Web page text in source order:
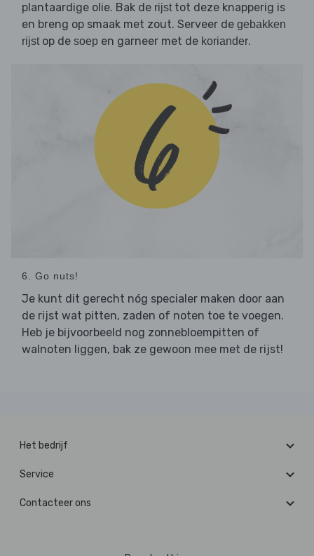
plantaardige olie. Bak de rijsttot deze knapperig is
en breng op smaak met zout. Serveer de gebakken
rijstop de soep en garneer met de koriander.
6. Go nuts!
Je kunt dit gerecht nóg specialer maken door aan
de rijst wat pitten, zaden of noten toe te voegen.
Heb je bijvoorbeeld nog zonnebloempitten of
walnoten liggen, bak ze gewoon mee met de rijst!
Het bedrijf
Service
Contacteer ons